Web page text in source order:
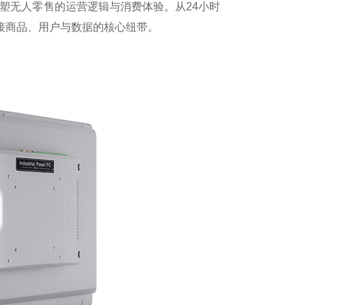
无人零售的运营逻辑与消费体验。从24小时
品、用户与数据的核心纽带。​